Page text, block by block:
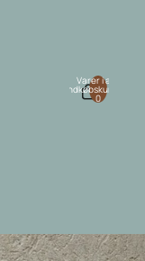
Varer i alt i
indkøbskurven:
0